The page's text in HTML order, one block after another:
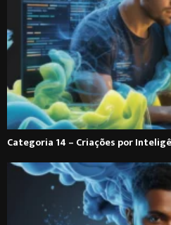
Categoria 14 – Criações por